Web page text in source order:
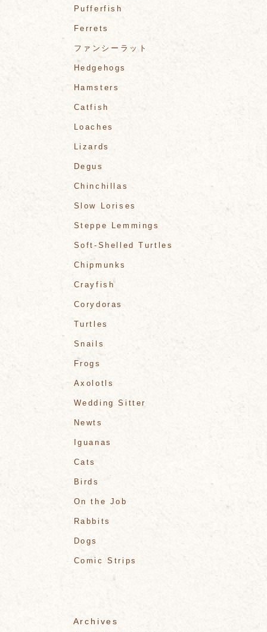
Pufferfish
Ferrets
ファンシーラット
Hedgehogs
Hamsters
Catfish
Loaches
Lizards
Degus
Chinchillas
Slow Lorises
Steppe Lemmings
Soft-Shelled Turtles
Chipmunks
Crayfish
Corydoras
Turtles
Snails
Frogs
Axolotls
Wedding Sitter
Newts
Iguanas
Cats
Birds
On the Job
Rabbits
Dogs
Comic Strips
Archives